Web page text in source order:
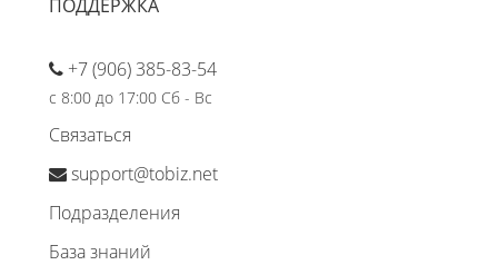
ПОДДЕРЖКА
+7 (906) 385-83-54
с 8:00 до 17:00 Сб - Вс
Связаться
support@tobiz.net
Подразделения
База знаний